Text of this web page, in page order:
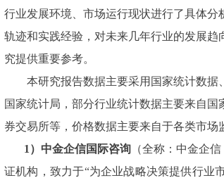
行业发展环境、市场运行现状进行了具体
轨迹和实践经验，对未来几年行业的发展
究提供重要参考。
本研究报告数据主要采用国家统计数
国家统计局，部分行业统计数据主要来自
券交易所等，价格数据主要来自于各类市场
1）中金企信国际咨询 （全称：中金企
证机构，致力于“为企业战略决策提供行业